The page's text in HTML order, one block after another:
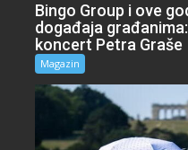
Bingo Group i ove
događaja
koncert Petra Graše
Magazin